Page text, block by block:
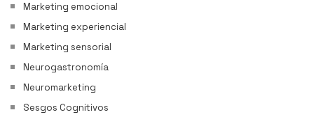
Marketing emocional
Marketing experiencial
Marketing sensorial
Neurogastronomía
Neuromarketing
Sesgos Cognitivos